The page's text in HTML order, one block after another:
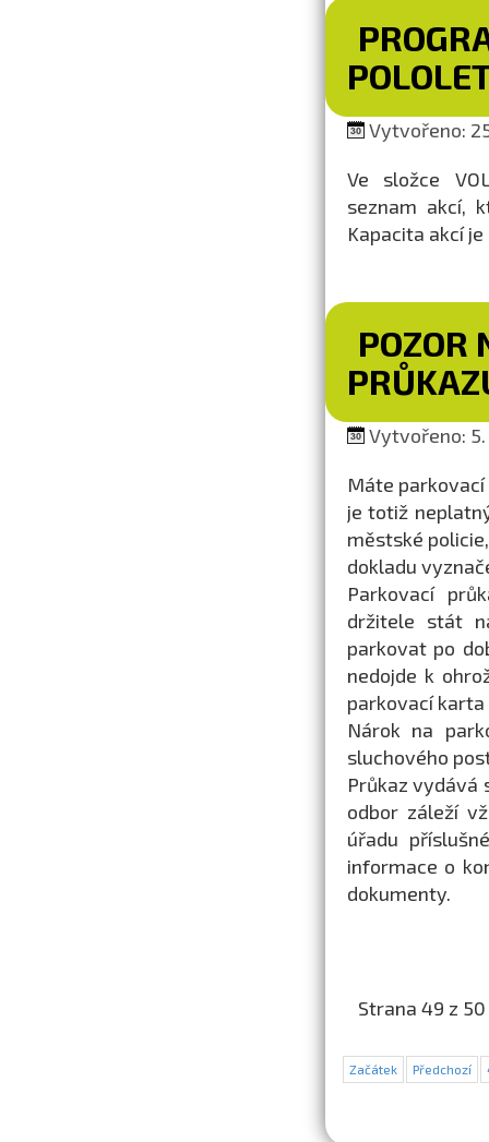
Vytvořeno:
Ve složce
seznam akcí,
Kapacita akcí
POZOR
Vytvořeno: 5.
Máte
je totiž
městské
dokladu
Parkovací
držitele stát
parkovat po
nedojde k
parkovací karta
Nárok na
sluchového
Průkaz vydává
odbor záleží
úřadu
informace o
dokumenty.
Strana 49 z 50
Začátek Předchozí